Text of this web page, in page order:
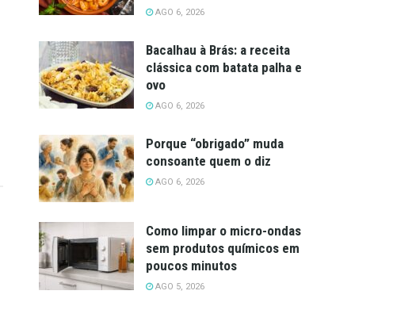
AGO 6, 2026
Bacalhau à Brás: a receita
clássica com batata palha e
ovo
AGO 6, 2026
Porque “obrigado” muda
consoante quem o diz
AGO 6, 2026
Como limpar o micro-ondas
sem produtos químicos em
poucos minutos
AGO 5, 2026